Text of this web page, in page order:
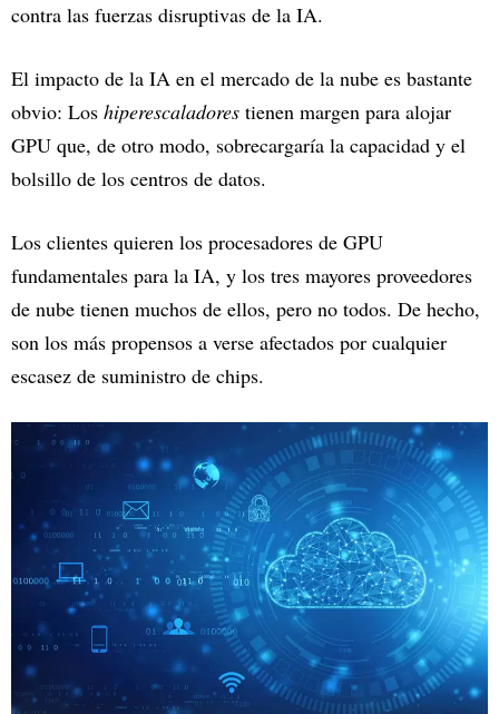
contra las fuerzas disruptivas de la IA.
El impacto de la IA en el mercado de la nube es bastante
obvio: Los hiperescaladores tienen margen para alojar
GPU que, de otro modo, sobrecargaría la capacidad y el
bolsillo de los centros de datos.
Los clientes quieren los procesadores de GPU
fundamentales para la IA, y los tres mayores proveedores
de nube tienen muchos de ellos, pero no todos. De hecho,
son los más propensos a verse afectados por cualquier
escasez de suministro de chips.